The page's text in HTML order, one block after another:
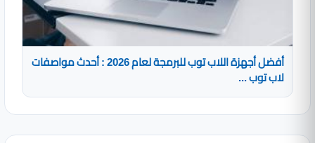
أفضل أجهزة اللاب توب للبرمجة لعام 2026 : أحدث مواصفات
لاب توب ...